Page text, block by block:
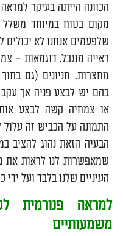
הכוונה הייתה בעיקר
מקום בטוח במיוחד משלל
שלפעמים אנחנו לא
ראייה מוגבל. דוגמאות –
מחצרות, חניונים (גם
בהם יש לבצע פניה אך עקב
או צמחיה קשה לבצע
התמונה על הכביש זה
הבעיה הזאת נהוג להציב
שמאפשרות לנו לראות את
העיניים שלנו בלבד ועל ידי
למראה פנורמית
משמעותיים